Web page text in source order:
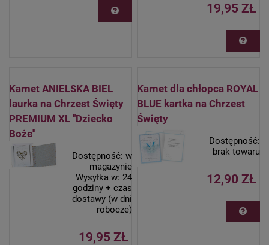
19,95 ZŁ
Karnet ANIELSKA BIEL
laurka na Chrzest Święty
PREMIUM XL "Dziecko
Boże"
Dostępność: w
magazynie
Wysyłka w: 24
godziny + czas
dostawy (w dni
robocze)
19,95 ZŁ
Karnet dla chłopca ROYAL
BLUE kartka na Chrzest
Święty
Dostępność:
brak towaru
12,90 ZŁ